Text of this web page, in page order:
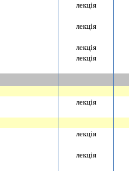
лекцiя
лекцiя
лекцiя
лекцiя
лекцiя
лекцiя
лекцiя